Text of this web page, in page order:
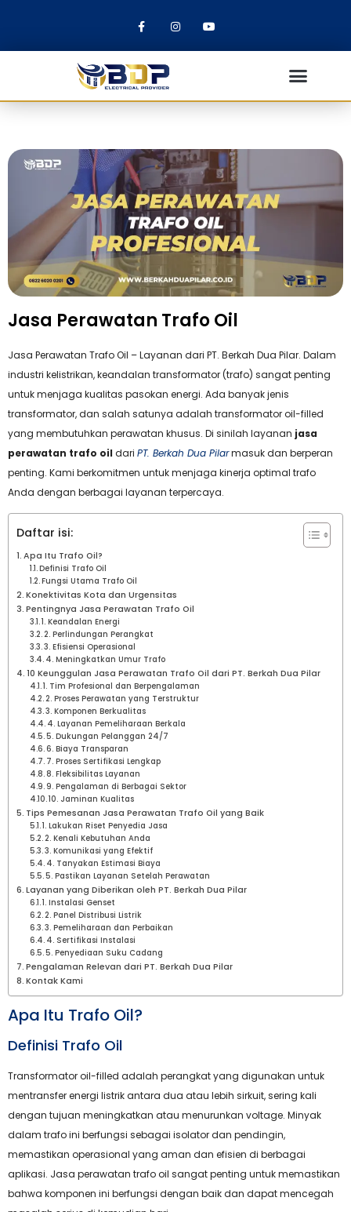
Jasa Perawatan Trafo Oil
Jasa Perawatan Trafo Oil – Layanan dari PT. Berkah Dua Pilar. Dalam
industri kelistrikan, keandalan transformator (trafo) sangat penting
untuk menjaga kualitas pasokan energi. Ada banyak jenis
transformator, dan salah satunya adalah transformator oil-filled
yang membutuhkan perawatan khusus. Di sinilah layanan jasa
perawatan trafo oil dari PT. Berkah Dua Pilarmasuk dan berperan
penting. Kami berkomitmen untuk menjaga kinerja optimal trafo
Anda dengan berbagai layanan terpercaya.
Daftar isi:
Apa Itu Trafo Oil?
Definisi Trafo Oil
Fungsi Utama Trafo Oil
Konektivitas Kota dan Urgensitas
Pentingnya Jasa Perawatan Trafo Oil
1. Keandalan Energi
2. Perlindungan Perangkat
3. Efisiensi Operasional
4. Meningkatkan Umur Trafo
10 Keunggulan Jasa Perawatan Trafo Oil dari PT. Berkah Dua Pilar
1. Tim Profesional dan Berpengalaman
2. Proses Perawatan yang Terstruktur
3. Komponen Berkualitas
4. Layanan Pemeliharaan Berkala
5. Dukungan Pelanggan 24/7
6. Biaya Transparan
7. Proses Sertifikasi Lengkap
8. Fleksibilitas Layanan
9. Pengalaman di Berbagai Sektor
10. Jaminan Kualitas
Tips Pemesanan Jasa Perawatan Trafo Oil yang Baik
1. Lakukan Riset Penyedia Jasa
2. Kenali Kebutuhan Anda
3. Komunikasi yang Efektif
4. Tanyakan Estimasi Biaya
5. Pastikan Layanan Setelah Perawatan
Layanan yang Diberikan oleh PT. Berkah Dua Pilar
1. Instalasi Genset
2. Panel Distribusi Listrik
3. Pemeliharaan dan Perbaikan
4. Sertifikasi Instalasi
5. Penyediaan Suku Cadang
Pengalaman Relevan dari PT. Berkah Dua Pilar
Kontak Kami
Apa Itu Trafo Oil?
Definisi Trafo Oil
Transformator oil-filled adalah perangkat yang digunakan untuk
mentransfer energi listrik antara dua atau lebih sirkuit, sering kali
dengan tujuan meningkatkan atau menurunkan voltage. Minyak
dalam trafo ini berfungsi sebagai isolator dan pendingin,
memastikan operasional yang aman dan efisien di berbagai
aplikasi. Jasa perawatan trafo oil sangat penting untuk memastikan
bahwa komponen ini berfungsi dengan baik dan dapat mencegah